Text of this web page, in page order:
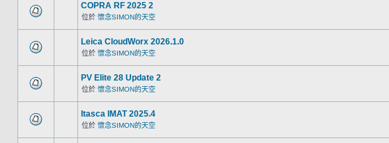
COPRA RF 2025 2
位於 懷念SIMON的天空
Leica CloudWorx 2026.1.0
位於 懷念SIMON的天空
PV Elite 28 Update 2
位於 懷念SIMON的天空
Itasca IMAT 2025.4
位於 懷念SIMON的天空